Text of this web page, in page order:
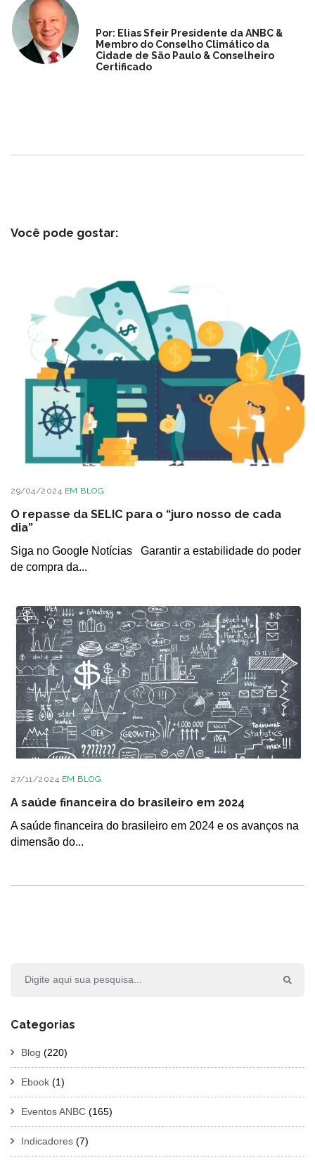
Por: Elias Sfeir Presidente da ANBC &
Membro do Conselho Climático da
Cidade de São Paulo & Conselheiro
Certificado
Você pode gostar:
29/04/2024 EM BLOG
O repasse da SELIC para o “juro nosso de cada
dia”
Siga no Google Notícias Garantir a estabilidade do poder
de compra da...
27/11/2024 EM BLOG
A saúde financeira do brasileiro em 2024
A saúde financeira do brasileiro em 2024 e os avanços na
dimensão do...
Categorias
Blog (220)
Ebook (1)
Eventos ANBC (165)
Indicadores (7)